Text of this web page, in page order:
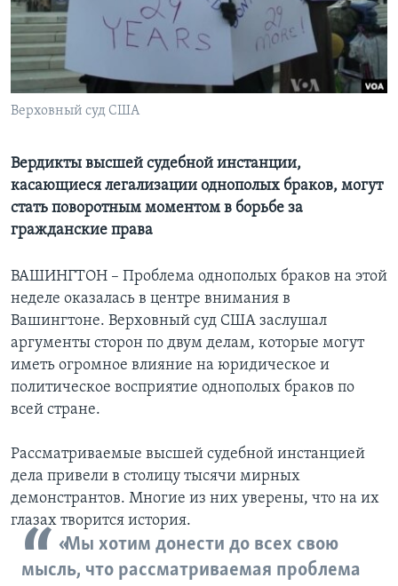
Learning English
СОЦИАЛЬНЫЕ СЕТИ
Языки
Верховный суд США
Вердикты высшей судебной инстанции,
касающиеся легализации однополых браков, могут
стать поворотным моментом в борьбе за
гражданские права
ВАШИНГТОН – Проблема однополых браков на этой
неделе оказалась в центре внимания в
Вашингтоне. Верховный суд США заслушал
аргументы сторон по двум делам, которые могут
иметь огромное влияние на юридическое и
политическое восприятие однополых браков по
всей стране.
Рассматриваемые высшей судебной инстанцией
дела привели в столицу тысячи мирных
демонстрантов. Многие из них уверены, что на их
глазах творится история.
«Мы хотим донести до всех свою
мысль, что рассматриваемая проблема